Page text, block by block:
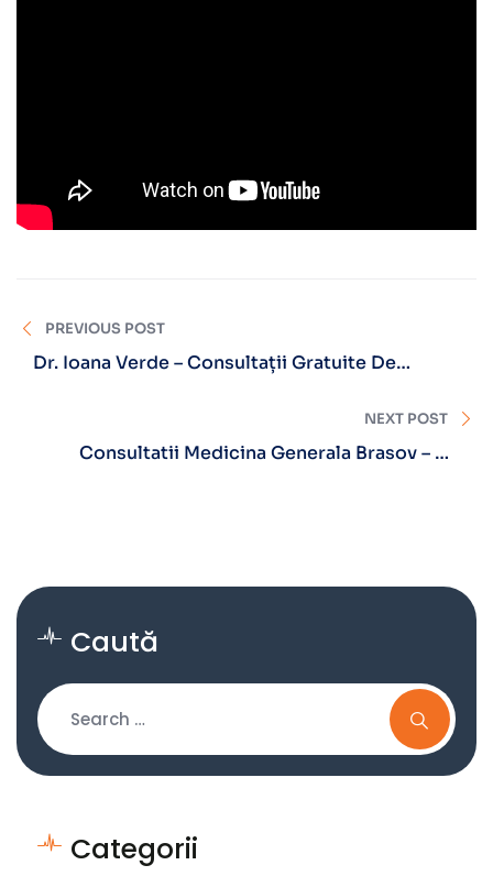
PREVIOUS POST
Dr. Ioana Verde – Consultații Gratuite De
NEXT POST
Consultatii Medicina Generala Brasov – Dr.
Caută
Categorii